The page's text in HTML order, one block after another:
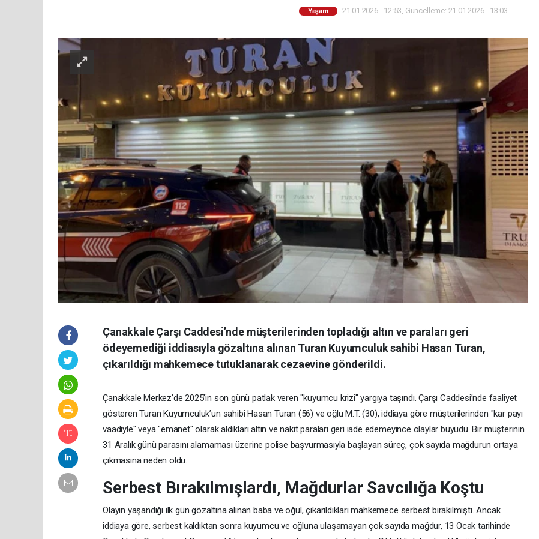
Yaşam 21.01.2026 - 12:53, Güncelleme: 21.01.2026 - 13:03
Çanakkale Çarşı Caddesi’nde müşterilerinden topladığı altın ve paraları geri
ödeyemediği iddiasıyla gözaltına alınan Turan Kuyumculuk sahibi Hasan Turan,
çıkarıldığı mahkemece tutuklanarak cezaevine gönderildi.
Çanakkale Merkez’de 2025’in son günü patlak veren "kuyumcu krizi" yargıya taşındı. Çarşı Caddesi’nde faaliyet
gösteren Turan Kuyumculuk’un sahibi Hasan Turan (56) ve oğlu M.T. (30), iddiaya göre müşterilerinden "kar payı
vaadiyle" veya "emanet" olarak aldıkları altın ve nakit paraları geri iade edemeyince olaylar büyüdü. Bir müşterinin
31 Aralık günü parasını alamaması üzerine polise başvurmasıyla başlayan süreç, çok sayıda mağdurun ortaya
çıkmasına neden oldu.
Serbest Bırakılmışlardı, Mağdurlar Savcılığa Koştu
Olayın yaşandığı ilk gün gözaltına alınan baba ve oğul, çıkarıldıkları mahkemece serbest bırakılmıştı. Ancak
iddiaya göre, serbest kaldıktan sonra kuyumcu ve oğluna ulaşamayan çok sayıda mağdur, 13 Ocak tarihinde